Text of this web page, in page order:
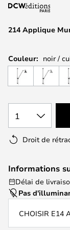
of
images
214 Applique
Couleur: noir /
1
Droit de
Informations
Délai de
Pas
CHOISIR E14